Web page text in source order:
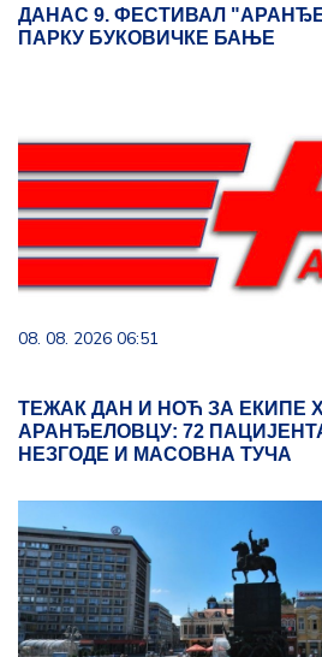
ДАНАС 9. ФЕСТИВАЛ
ПАРКУ БУКОВИЧКЕ БАЊЕ
08. 08. 2026 06:51
ТЕЖАК ДАН И НОЋ ЗА ЕКИПЕ
АРАНЂЕЛОВЦУ: 72
НЕЗГОДЕ И МАСОВНА ТУЧА